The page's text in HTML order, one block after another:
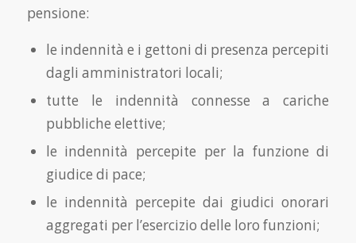
pensione:
le indennità e i gettoni di presenza percepiti
dagli amministratori locali;
tutte le indennità connesse a cariche
pubbliche elettive;
le indennità percepite per la funzione di
giudice di pace;
le indennità percepite dai giudici onorari
aggregati per l’esercizio delle loro funzioni;